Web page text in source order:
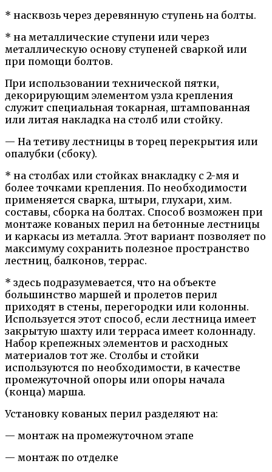
* насквозь через деревянную ступень на болты.
* на металлические ступени или через
металлическую основу ступеней сваркой или
при помощи болтов.
При использовании технической пятки,
декорирующим элементом узла крепления
служит специальная токарная, штампованная
или литая накладка на столб или стойку.
— На тетиву лестницы в торец перекрытия или
опалубки (сбоку).
* на столбах или стойках внакладку с 2-мя и
более точками крепления. По необходимости
применяется сварка, штыри, глухари, хим.
составы, сборка на болтах. Способ возможен при
монтаже кованых перил на бетонные лестницы
и каркасы из металла. Этот вариант позволяет по
максимуму сохранить полезное пространство
лестниц, балконов, террас.
* здесь подразумевается, что на объекте
большинство маршей и пролетов перил
приходят в стены, перегородки или колонны.
Используется этот способ, если лестница имеет
закрытую шахту или терраса имеет колоннаду.
Набор крепежных элементов и расходных
материалов тот же. Столбы и стойки
используются по необходимости, в качестве
промежуточной опоры или опоры начала
(конца) марша.
Установку кованых перил разделяют на:
— монтаж на промежуточном этапе
— монтаж по отделке